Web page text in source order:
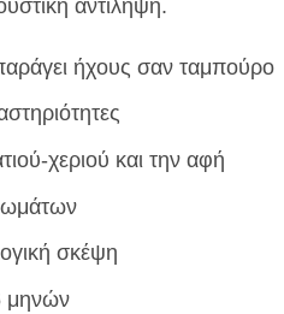
αντίληψη.
παράγει ήχους σαν ταμπούρο
χεριού και την αφή
σκέψη
μηνών